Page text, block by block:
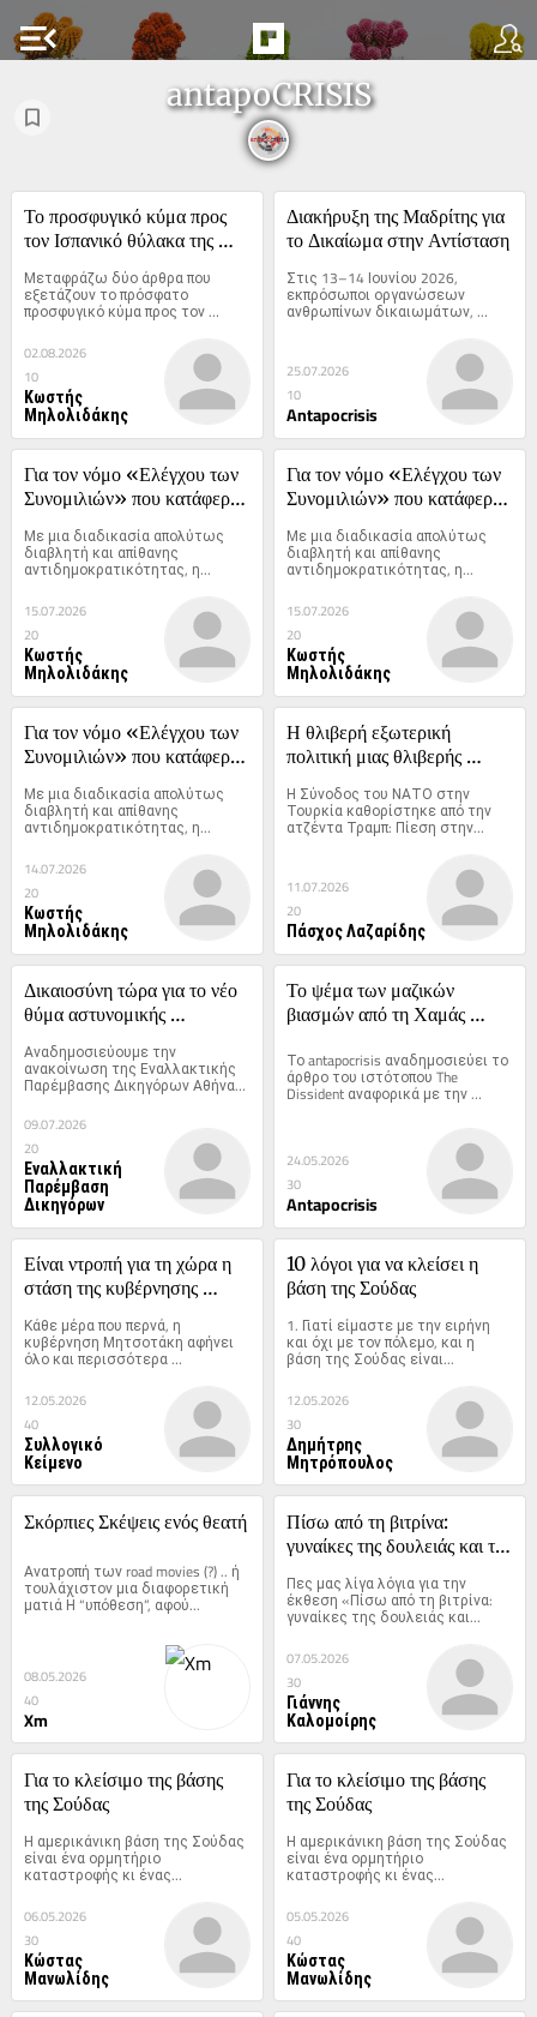
menu_open
antapoCRISIS
Το προσφυγικό κύμα προς
τον Ισπανικό θύλακα της
οργανωμένη επιχείρηση και
η μακροπρόθεσμη
Μεταφράζω δύο άρθρα που
εξετάζουν το πρόσφατο
προσφυγικό κύμα προς τον
Ισπανικό...
02.08.2026
10
Κωστής
Μηλολιδάκης
Διακήρυξη της Μαδρίτης για
το Δικαίωμα στην Αντίσταση
Στις 13–14 Ιουνίου 2026,
εκπρόσωποι οργανώσεων
ανθρωπίνων δικαιωμάτων,
πολιτικών...
25.07.2026
10
Antapocrisis
Για τον νόμο «Ελέγχου των
Συνομιλιών» που κατάφερε
ευρωγραφειοκρατία στις 9
Ιουλίου
Με μια διαδικασία απολύτως
διαβλητή και απίθανης
αντιδημοκρατικότητας, η...
15.07.2026
20
Κωστής
Μηλολιδάκης
Για τον νόμο «Ελέγχου των
Συνομιλιών» που κατάφερε
ευρωγραφειοκρατία στις 9
Ιουλίου
Με μια διαδικασία απολύτως
διαβλητή και απίθανης
αντιδημοκρατικότητας, η...
15.07.2026
20
Κωστής
Μηλολιδάκης
Για τον νόμο «Ελέγχου των
Συνομιλιών» που κατάφερε
ευρωγραφειοκρατία στις 9
Ιουλίου
Με μια διαδικασία απολύτως
διαβλητή και απίθανης
αντιδημοκρατικότητας, η...
14.07.2026
20
Κωστής
Μηλολιδάκης
Η θλιβερή εξωτερική
πολιτική μιας θλιβερής
Η Σύνοδος του ΝΑΤΟ στην
Τουρκία καθορίστηκε από την
ατζέντα Τραμπ: Πίεση στην...
11.07.2026
20
Πάσχος Λαζαρίδης
Δικαιοσύνη τώρα για το νέο
θύμα αστυνομικής
Αναδημοσιεύουμε την
ανακοίνωση της Εναλλακτικής
Παρέμβασης Δικηγόρων Αθήνας
για...
09.07.2026
20
Εναλλακτική
Παρέμβαση
Δικηγόρων
Το ψέμα των μαζικών
βιασμών από τη Χαμάς
αποκάλυψη των βιασμών
που διαπράττει το Ισραήλ
Το antapocrisis αναδημοσιεύει το
άρθρο του ιστότοπου The
Dissident αναφορικά με την
24.05.2026
30
Antapocrisis
Είναι ντροπή για τη χώρα η
στάση της κυβέρνησης
την Αριστερά να μην κάνει
κάτι για τη βάση της Σούδας
Κάθε μέρα που περνά, η
κυβέρνηση Μητσοτάκη αφήνει
όλο και περισσότερα
δαχτυλικά...
12.05.2026
40
Συλλογικό
Κείμενο
10 λόγοι για να κλείσει η
βάση της Σούδας
1. Γιατί είμαστε με την ειρήνη
και όχι με τον πόλεμο, και η
βάση της Σούδας είναι...
12.05.2026
30
Δημήτρης
Μητρόπουλος
Σκόρπιες Σκέψεις ενός θεατή
Ανατροπή των road movies (?) .. ή
τουλάχιστον μια διαφορετική
ματιά Η “υπόθεση”, αφού...
08.05.2026
40
Xm
Πίσω από τη βιτρίνα:
γυναίκες της δουλειάς και της
Ειρήνη Γεωργοπούλου.
(copy)
Πες μας λίγα λόγια για την
έκθεση «Πίσω από τη βιτρίνα:
γυναίκες της δουλειάς και...
07.05.2026
30
Γιάννης
Καλομοίρης
Για το κλείσιμο της βάσης
της Σούδας
Η αμερικάνικη βάση της Σούδας
είναι ένα ορμητήριο
καταστροφής κι ένας...
06.05.2026
30
Κώστας
Μανωλίδης
Για το κλείσιμο της βάσης
της Σούδας
Η αμερικάνικη βάση της Σούδας
είναι ένα ορμητήριο
καταστροφής κι ένας...
05.05.2026
40
Κώστας
Μανωλίδης